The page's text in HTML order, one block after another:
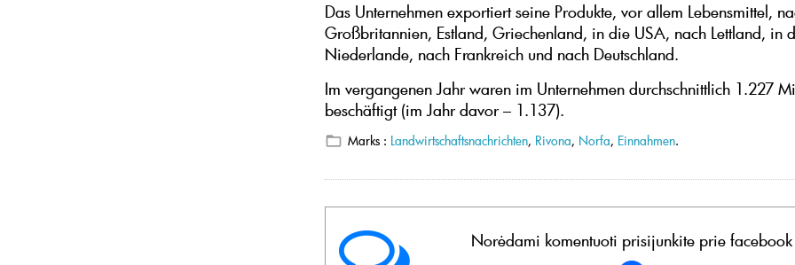
Das Unternehmen exportiert seine Produkte, vor allem Lebensmittel,
Großbritannien, Estland, Griechenland, in die USA, nach Lettland, in
Niederlande, nach Frankreich und nach Deutschland.
Im vergangenen Jahr waren im Unternehmen durchschnittlich 1.227
beschäftigt (im Jahr davor – 1.137).
Marks : Landwirtschaftsnachrichten, Rivona, Norfa, Einnahmen.
Norėdami komentuoti prisijunkite prie facebook